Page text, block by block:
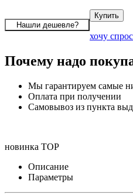
хочу
Почему надо
Мы гарантируем самые
Оплата при получении
Самовывоз из пункта
новинка TOP
Описание
Параметры